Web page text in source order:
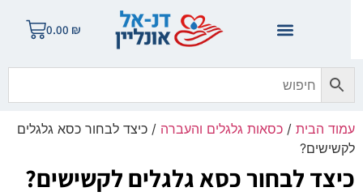
0.00
הבית/ כסאות גלגלים והעברה/ כיצד לבחור כסא גלגלים
לבחור כסא גלגלים לקשישים?